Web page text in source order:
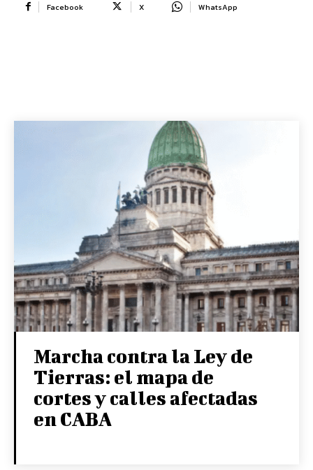
Facebook X WhatsApp
Marcha contra la Ley de
Tierras: el mapa de
cortes y calles afectadas
en CABA